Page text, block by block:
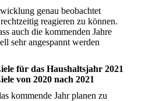
genau beobachtet
reagieren zu können.
auch die kommenden Jahre
sehr angespannt werden
für das Haushaltsjahr 2021
von 2020 nach 2021
kommende Jahr planen zu